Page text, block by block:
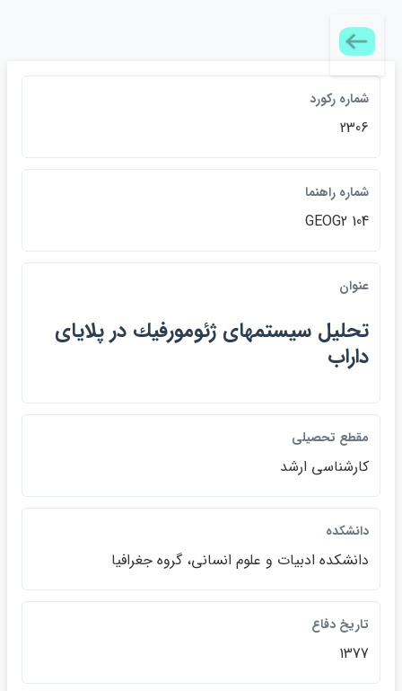
شماره ركورد
2306
شماره راهنما
GEOG2 104
عنوان
تحليل سيستمهاي ژئومورفيك در پلاياي
داراب
مقطع تحصيلي
كارشناسي ارشد
دانشكده
دانشكده ادبيات و علوم انساني، گروه جغرافيا
تاريخ دفاع
1377